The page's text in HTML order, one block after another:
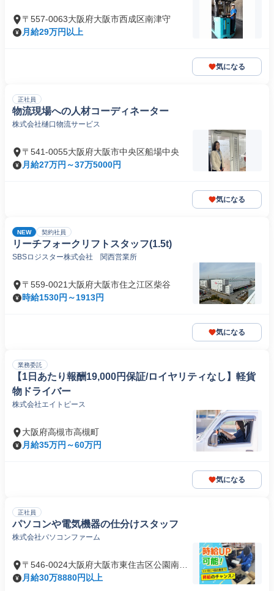
〒557-0063大阪府大阪市西成区南津守
月給29万円以上
気になる
正社員
物流現場への人材コーディネーター
株式会社樋口物流サービス
〒541-0055大阪府大阪市中央区船場中央
月給27万円～37万5000円
気になる
NEW 契約社員
リーチフォークリフトスタッフ(1.5t)
SBSロジスター株式会社 関西営業所
〒559-0021大阪府大阪市住之江区柴谷
時給1530円～1913円
気になる
業務委託
【1日あたり報酬19,000円保証/ロイヤリティなし】軽貨
物ドライバー
株式会社エイトピース
大阪府高槻市高槻町
月給35万円～60万円
気になる
正社員
パソコンや電気機器の仕分けスタッフ
株式会社パソコンファーム
〒546-0024大阪府大阪市東住吉区公園南矢
田
月給30万8880円以上